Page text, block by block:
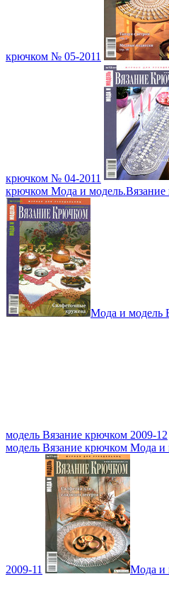
крючком № 05-2011
крючком № 04-2011
крючком Мода и модель.Вязание
Мода и модель
модель Вязание крючком 2009-12
модель Вязание крючком Мода и
2009-11 Мода и